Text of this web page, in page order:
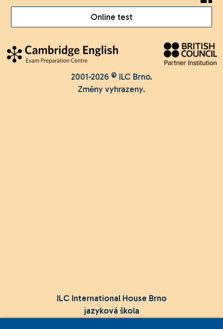
Online test
2001-2026 © ILC Brno.
Změny vyhrazeny.
ILC International House Brno
jazyková škola